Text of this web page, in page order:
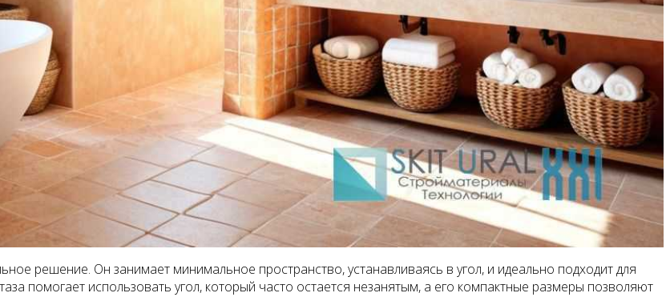
решение. Он занимает минимальное пространство, устанавливаясь в угол, и идеально подходит для
помогает использовать угол, который часто остается незанятым, а его компактные размеры позволяют